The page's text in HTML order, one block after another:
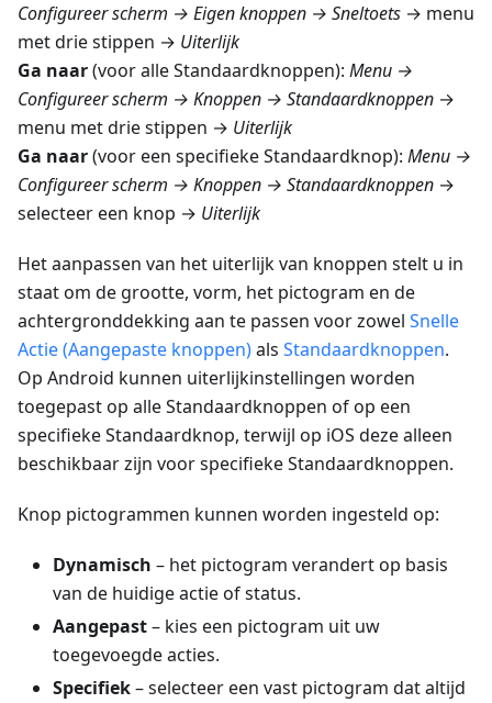
Configureer scherm → Eigen knoppen → Sneltoets → menu
met drie stippen → Uiterlijk
Ga naar(voor alle Standaardknoppen): Menu →
Configureer scherm → Knoppen → Standaardknoppen →
menu met drie stippen → Uiterlijk
Ga naar(voor een specifieke Standaardknop): Menu →
Configureer scherm → Knoppen → Standaardknoppen →
selecteer een knop → Uiterlijk
Het aanpassen van het uiterlijk van knoppen stelt u in
staat om de grootte, vorm, het pictogram en de
achtergronddekking aan te passen voor zowel Snelle
Actie (Aangepaste knoppen)als Standaardknoppen.
Op Android kunnen uiterlijkinstellingen worden
toegepast op alle Standaardknoppen of op een
specifieke Standaardknop, terwijl op iOS deze alleen
beschikbaar zijn voor specifieke Standaardknoppen.
Knop pictogrammen kunnen worden ingesteld op:
Dynamisch – het pictogram verandert op basis
van de huidige actie of status.
Aangepast– kies een pictogram uit uw
toegevoegde acties.
Specifiek– selecteer een vast pictogram dat altijd